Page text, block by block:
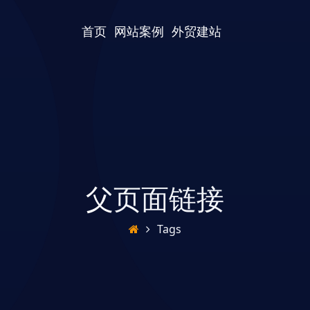
首页 网站案例 外贸建站
父页面链接
Tags